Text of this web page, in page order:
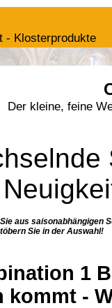
- Klosterprodukte
Der kleine, feine
aus saisonabhängigen
Sie in der Auswahl!
1
kommt -